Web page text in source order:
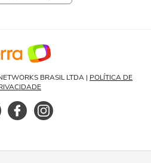
BRASIL LTDA | POLÍTICA DE